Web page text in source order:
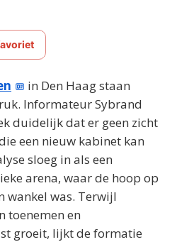
in Den Haag staan
Informateur Sybrand
duidelijk dat er geen zicht
een nieuw kabinet kan
sloeg in als een
arena, waar de hoop op
wankel was. Terwijl
toenemen en
groeit, lijkt de formatie